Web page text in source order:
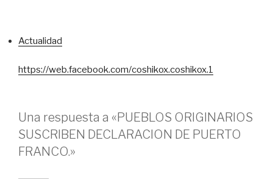
Actualidad
https://web.facebook.com/coshikox.coshikox.1
Una respuesta a «PUEBLOS ORIGINARIOS
SUSCRIBEN DECLARACION DE PUERTO
FRANCO.»